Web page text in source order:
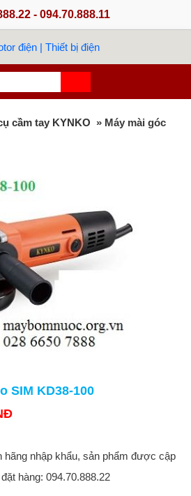
- 094.70.888.11
cầm tay KYNKO » Máy mài góc
SIM KD38-100
hãng nhập khẩu, sản phẩm được cập
hàng: 094.70.888.22